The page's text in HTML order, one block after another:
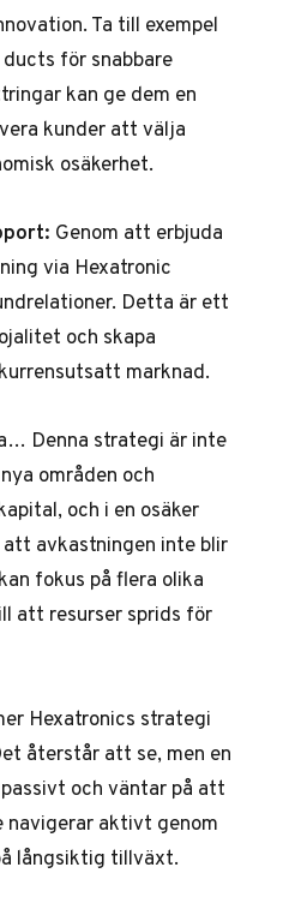
Ta till exempel
för snabbare
kan ge dem en
kunder att välja
osäkerhet.
Genom att erbjuda
via Hexatronic
Detta är ett
och skapa
marknad.
Denna strategi är inte
områden och
och i en osäker
avkastningen inte blir
fokus på flera olika
att resurser sprids för
Hexatronics strategi
återstår att se, men en
och väntar på att
navigerar aktivt genom
långsiktig tillväxt.